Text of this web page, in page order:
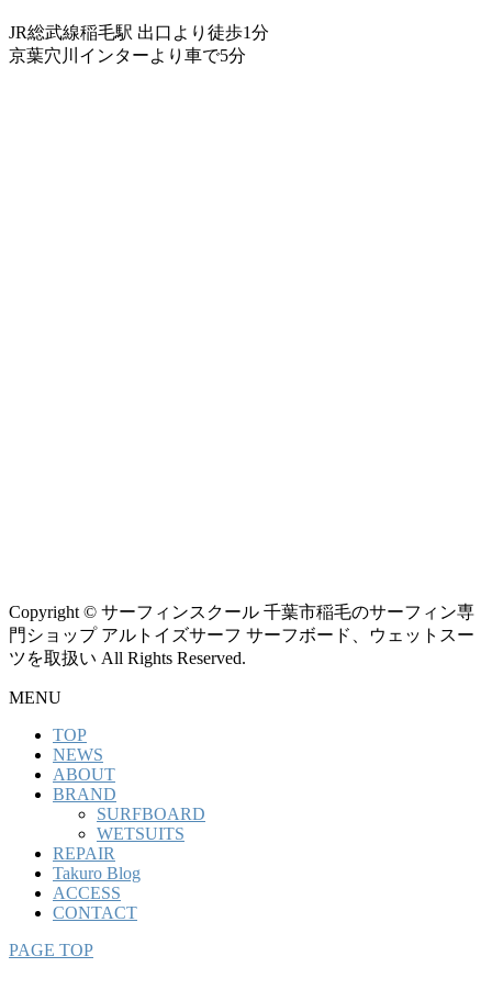
JR総武線稲毛駅 出口より徒歩1分
京葉穴川インターより車で5分
Copyright © サーフィンスクール 千葉市稲毛のサーフィン専
門ショップ アルトイズサーフ サーフボード、ウェットスー
ツを取扱い All Rights Reserved.
MENU
TOP
NEWS
ABOUT
BRAND
SURFBOARD
WETSUITS
REPAIR
Takuro Blog
ACCESS
CONTACT
PAGE TOP